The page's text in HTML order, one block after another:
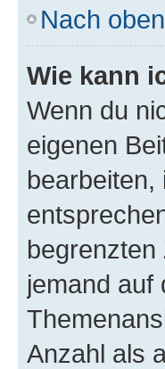
Nach oben
Wie kann
Wenn du
eigenen
bearbeiten,
jemand auf
Anzahl als